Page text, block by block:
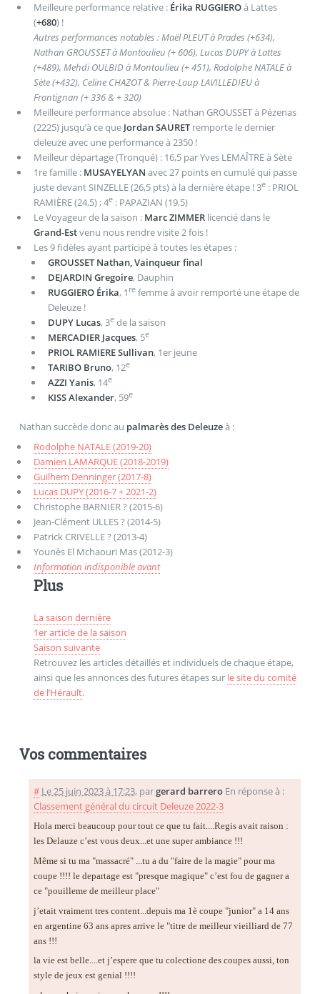
Meilleure performance relative : Érika RUGGIEROà Lattes
(+680) !
Autres performances notables : Maël PLEUT à Prades (+634),
Nathan GROUSSET à Montoulieu (+ 606), Lucas DUPY à Lattes
(+489), Mehdi OULBID à Montoulieu (+ 451), Rodolphe NATALE à
Sète (+432), Celine CHAZOT & Pierre-Loup LAVILLEDIEU à
Frontignan (+ 336 & + 320)
Meilleure performance absolue : Nathan GROUSSET à Pézenas
(2225) jusqu’à ce que Jordan SAURETremporte le dernier
deleuze avec une performance à 2350 !
Meilleur départage (Tronqué) : 16,5 par Yves LEMAÎTRE à Sète
1re famille : MUSAYELYAN avec 27 points en cumulé qui passe
juste devant SINZELLE (26,5 pts) à la dernière étape ! 3e: PRIOL
RAMIÈRE (24,5) ; 4e: PAPAZIAN (19,5)
Le Voyageur de la saison : Marc ZIMMERlicencié dans le
Grand-Estvenu nous rendre visite 2 fois !
Les 9 fidèles ayant participé à toutes les étapes :
GROUSSET Nathan, Vainqueur final
DEJARDIN Gregoire, Dauphin
RUGGIERO Érika, 1 refemme à avoir remporté une étape de
Deleuze !
DUPY Lucas, 3ede la saison
MERCADIER Jacques, 5e
PRIOL RAMIERE Sullivan, 1er jeune
TARIBO Bruno, 12e
AZZI Yanis, 14e
KISS Alexander, 59e
Nathan succède donc au palmarès des Deleuzeà :
Rodolphe NATALE (2019-20)
Damien LAMARQUE (2018-2019)
Guilhem Denninger (2017-8)
Lucas DUPY (2016-7+ 2021-2)
Christophe BARNIER ? (2015-6)
Jean-Clément ULLES ? (2014-5)
Patrick CRIVELLE ? (2013-4)
Younès El Mchaouri Mas (2012-3)
Information indisponible avant
Plus
La saison dernière
1er article de la saison
Saison suivante
Retrouvez les articles détaillés et individuels de chaque étape,
ainsi que les annonces des futures étapes sur le site du comité
de l’Hérault.
Vos commentaires
# Le 25 juin 2023 à 17:23, pargerard barrero En réponse à :
Classement général du circuit Deleuze 2022-3
Hola merci beaucoup pour tout ce que tu fait....Regis avait raison :
les Delauze c’est vous deux...et une super ambiance !!!
Même si tu ma "massacré" ...tu a du "faire de la magie" pour ma
coupe !!!! le departage est "presque magique" c’est fou de gagner a
ce "pouilleme de meilleur place"
j’etait vraiment tres content...depuis ma 1è coupe "junior" a 14 ans
en argentine 63 ans apres arrive le "titre de meilleur vieilliard de 77
ans !!!
la vie est belle....et j’espere que tu colectione des coupes aussi, ton
style de jeux est genial !!!!